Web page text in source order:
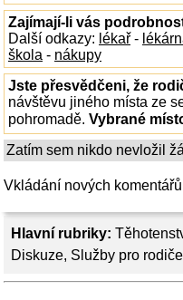
Hlavní rubriky:
Diskuze, Služby pro rodiče
Zajímají-li vás
Další odkazy: lékař -
škola - nákupy
Jste přesvědčeni, že
návštěvu jiného místa ze
pohromadě. Vybrané
Zatím sem nikdo nevložil
Vkládání nových